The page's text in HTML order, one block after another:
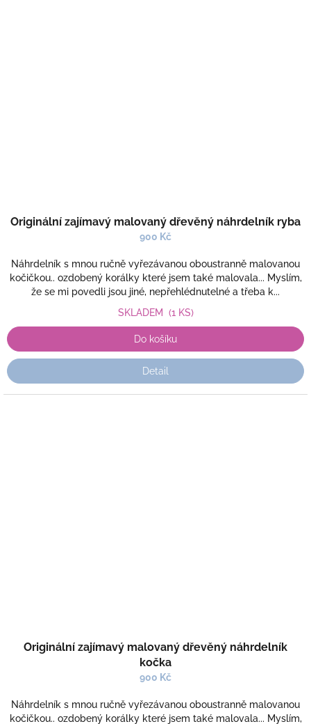
Originální zajímavý malovaný dřevěný náhrdelník ryba
900 Kč
Náhrdelník s mnou ručně vyřezávanou oboustranně malovanou
kočičkou.. ozdobený korálky které jsem také malovala... Myslím,
že se mi povedli jsou jiné, nepřehlédnutelné a třeba k...
SKLADEM (1 KS)
Do košíku
Detail
Originální zajímavý malovaný dřevěný náhrdelník
kočka
900 Kč
Náhrdelník s mnou ručně vyřezávanou oboustranně malovanou
kočičkou.. ozdobený korálky které jsem také malovala... Myslím,